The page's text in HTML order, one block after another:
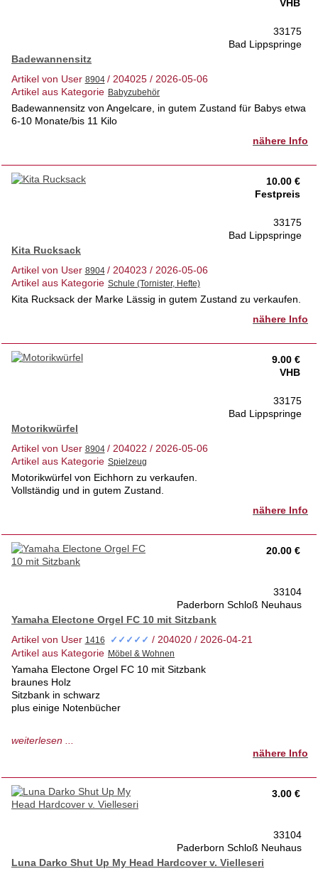
VHB
33175
Bad Lippspringe
Badewannensitz
Artikel von User
/ 204025 / 2026-05-06
Artikel aus Kategorie
Badewannensitz von Angelcare, in gutem Zustand für Babys etwa
6-10 Monate/bis 11 Kilo
nähere Info
10.00 €
Festpreis
33175
Bad Lippspringe
Kita Rucksack
Artikel von User
/ 204023 / 2026-05-06
Artikel aus Kategorie
Kita Rucksack der Marke Lässig in gutem Zustand zu verkaufen.
nähere Info
9.00 €
VHB
33175
Bad Lippspringe
Motorikwürfel
Artikel von User
/ 204022 / 2026-05-06
Artikel aus Kategorie
Motorikwürfel von Eichhorn zu verkaufen.
Vollständig und in gutem Zustand.
nähere Info
20.00 €
33104
Paderborn Schloß Neuhaus
Yamaha Electone Orgel FC 10 mit Sitzbank
Artikel von User
✓✓✓✓✓ / 204020 / 2026-04-21
Artikel aus Kategorie
Yamaha Electone Orgel FC 10 mit Sitzbank
braunes Holz
Sitzbank in schwarz
plus einige Notenbücher
aber in gutem Zustand
tierfreies Nichtraucherhaus 1.Hd
jederzeit abholbereit
weiterlesen ...
nähere Info
3.00 €
33104
Paderborn Schloß Neuhaus
Luna Darko Shut Up My Head Hardcover v. Vielleseri